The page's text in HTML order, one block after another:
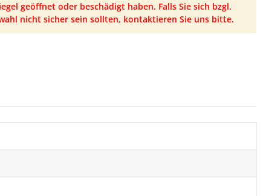
geöffnet oder beschädigt haben. Falls Sie sich bzgl.
nicht sicher sein sollten, kontaktieren Sie uns bitte.